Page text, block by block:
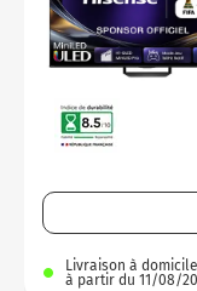
Livraison à domicile
à partir du 11/08/